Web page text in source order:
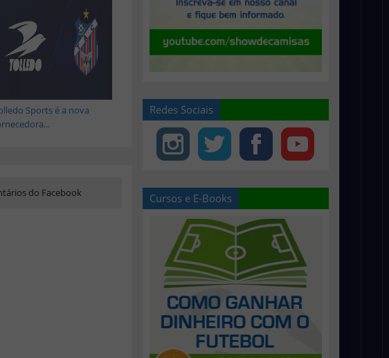
Sports é a nova
do Facebook
Redes Sociais
Cursos e E-Books